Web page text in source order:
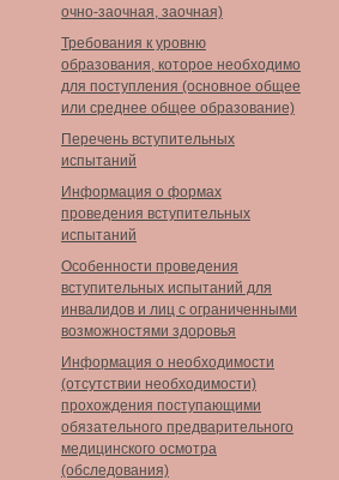
очно-заочная, заочная)
Требования к уровню
образования, которое необходимо
для поступления (основное общее
или среднее общее образование)
Перечень вступительных
испытаний
Информация о формах
проведения вступительных
испытаний
Особенности проведения
вступительных испытаний для
инвалидов и лиц с ограниченными
возможностями здоровья
Информация о необходимости
(отсутствии необходимости)
прохождения поступающими
обязательного предварительного
медицинского осмотра
(обследования)